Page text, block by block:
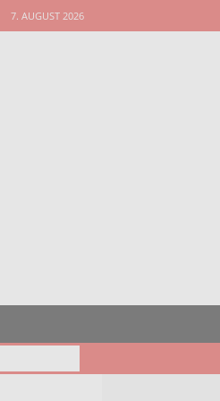
7. AUGUST 2026